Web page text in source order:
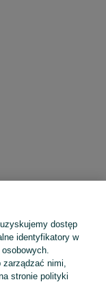
dostęp
identyfikatory w
zarządzać nimi,
stronie polityki